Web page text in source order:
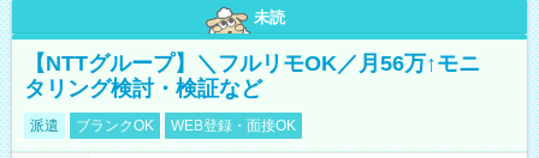
未読
【NTTグループ】＼フルリモOK／月56万↑モニ
タリング検討・検証など
派遣 ブランクOK WEB登録・面接OK